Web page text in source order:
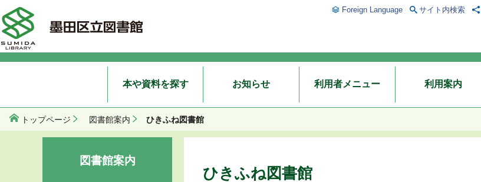
Foreign Language サイト内検索
本や資料を探す お知らせ 利用者メニュー 利用案内
トップページ 図書館案内 ひきふね図書館
ひきふね図書館
図書館案内